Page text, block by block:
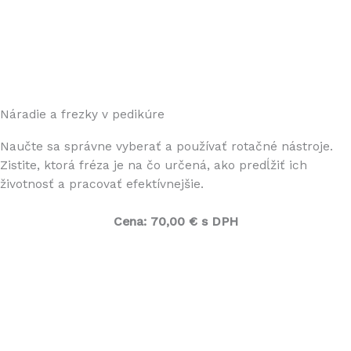
Náradie a frezky v pedikúre
Naučte sa správne vyberať a používať rotačné nástroje.
Zistite, ktorá fréza je na čo určená, ako predĺžiť ich
životnosť a pracovať efektívnejšie.
Cena: 70,00 € s DPH